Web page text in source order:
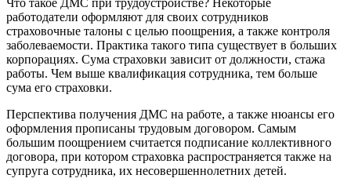
Что такое ДМС при трудоустройстве? Некоторые
работодатели оформляют для своих сотрудников
страховочные талоны с целью поощрения, а также контроля
заболеваемости. Практика такого типа существует в больших
корпорациях. Сума страховки зависит от должности, стажа
работы. Чем выше квалификация сотрудника, тем больше
сума его страховки.
Перспектива получения ДМС на работе, а также нюансы его
оформления прописаны трудовым договором. Самым
большим поощрением считается подписание коллективного
договора, при котором страховка распространяется также на
супруга сотрудника, их несовершеннолетних детей.